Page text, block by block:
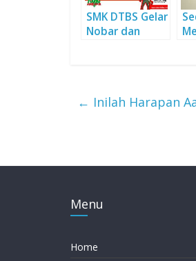
SMK DTBS Gelar
Nobar dan
← Inilah Harapan
Menu
Home